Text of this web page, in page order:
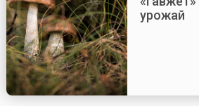
урожай